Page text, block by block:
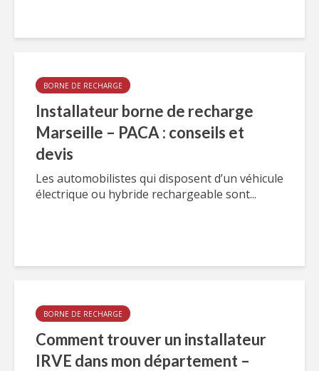
BORNE DE RECHARGE
Installateur borne de recharge
Marseille – PACA : conseils et
devis
Les automobilistes qui disposent d’un véhicule
électrique ou hybride rechargeable sont...
BORNE DE RECHARGE
Comment trouver un installateur
IRVE dans mon département –